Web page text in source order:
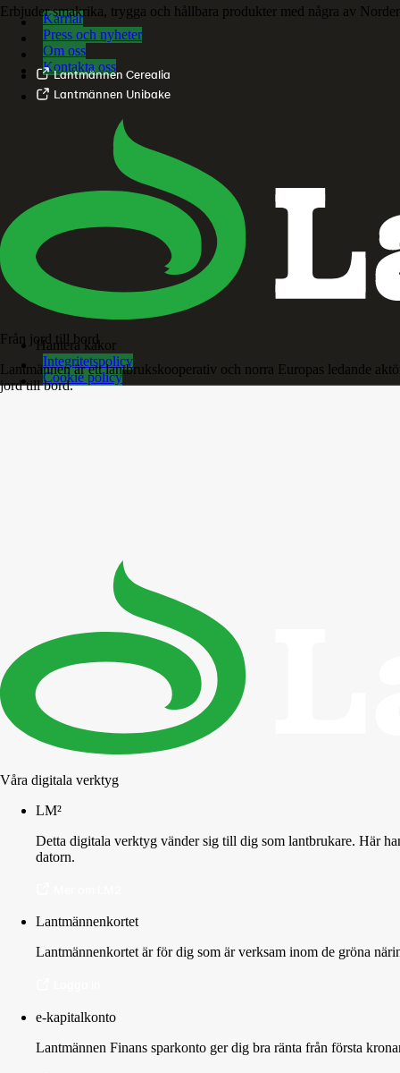
Erbjuder smakrika, trygga och hållbara produkter med några av
Lantmännen Cerealia
Lantmännen Unibake
Från jord till bord
Lantmännen är ett lantbrukskooperativ och norra Europas ledande
jord till bord.
Våra digitala verktyg
LM²
Detta digitala verktyg vänder sig till dig som lantbrukare. Här
datorn.
Lantmännenkortet
Lantmännenkortet är för dig som är verksam inom de gröna
e-kapitalkonto
Lantmännen Finans sparkonto ger dig bra ränta från första
Karriär
Press och nyheter
Om oss
Kontakta oss
Hantera kakor
Integritetspolicy
Cookie policy